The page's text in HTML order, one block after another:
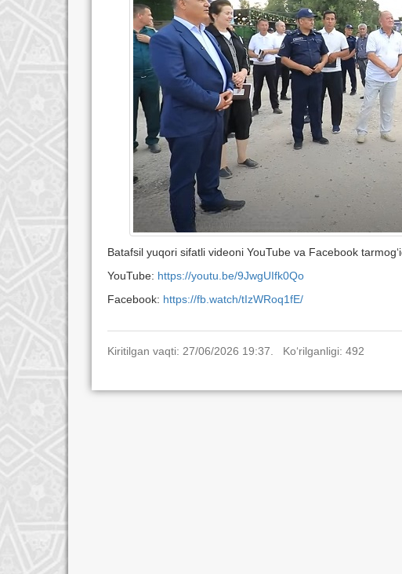
Batafsil yuqori sifatli videoni YouTube va Facebook
YouTube: https://youtu.be/9JwgUIfk0Qo
Facebook: https://fb.watch/tIzWRoq1fE/
Kiritilgan vaqti: 27/06/2026 19:37. Ko‘rilganligi: 492